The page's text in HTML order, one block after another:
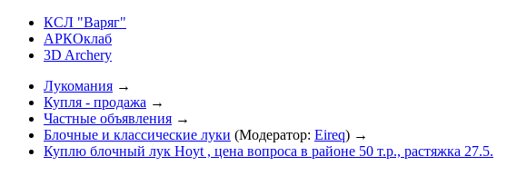
КСЛ "Варяг"
АРКОклаб
3D Archery
Лукомания →
Купля - продажа →
Частные объявления →
Блочные и классические луки (Модератор: Eireq) →
Куплю блочный лук Hoyt , цена вопроса в районе 50 т.р., растяжка 27.5.